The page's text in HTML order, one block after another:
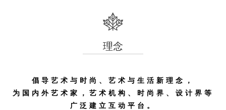
理念
倡导艺术与时尚、艺术与生活新理念，
为国内外艺术家，艺术机构、时尚界、设计界等
广泛建立互动平台。